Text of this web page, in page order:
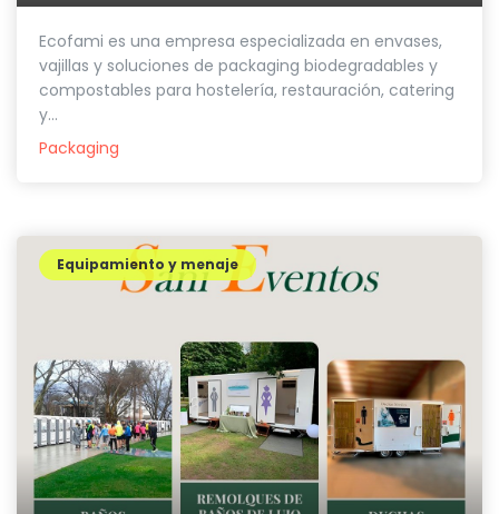
Ecofami es una empresa especializada en envases,
vajillas y soluciones de packaging biodegradables y
compostables para hostelería, restauración, catering
y...
Packaging
Equipamiento y menaje